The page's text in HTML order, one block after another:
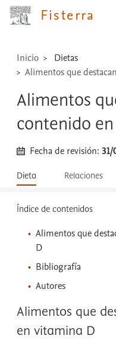
Fisterra
...
Inicio
Dietas
Alimentos que
Alimentos
contenido
Fecha de revisión:31/
Dieta Relaciones
Índice de contenidos
Alimentos que
D
Bibliografía
Autores
Alimentos que
en vitamina D